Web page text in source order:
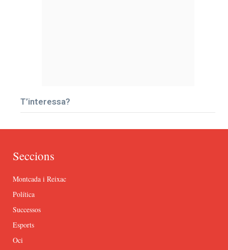
T’interessa?
Seccions
Montcada i Reixac
Política
Successos
Esports
Oci